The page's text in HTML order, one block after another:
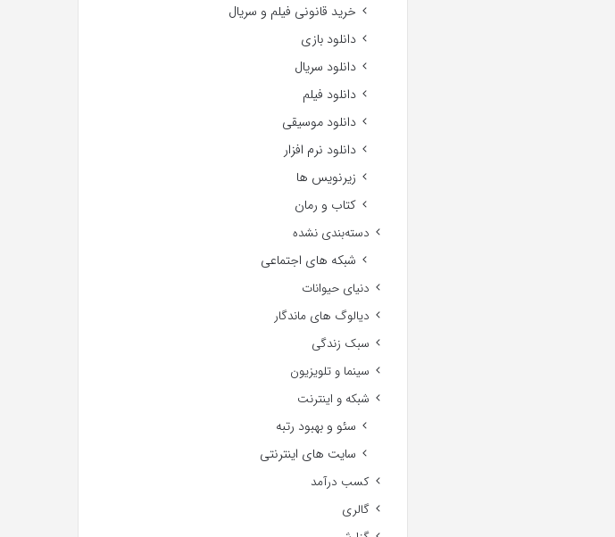
خرید قانونی فیلم و سریال
دانلود بازی
دانلود سریال
دانلود فیلم
دانلود موسیقی
دانلود نرم افزار
زیرنویس ها
کتاب و رمان
دسته‌بندی نشده
شبکه های اجتماعی
دنیای حیوانات
دیالوگ های ماندگار
سبک زندگی
سینما و تلویزیون
شبکه و اینترنت
سئو و بهبود رتبه
سایت های اینترنتی
کسب درآمد
گالری